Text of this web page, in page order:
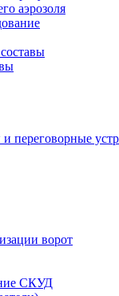
аэрозоля
переговорные
ворот
СКУД